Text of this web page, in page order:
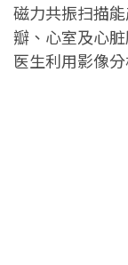
磁力共振扫描
瓣、心室及心
医生利用影像